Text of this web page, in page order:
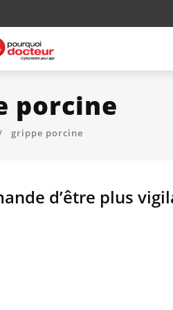
porcine
grippe porcine
d’être plus